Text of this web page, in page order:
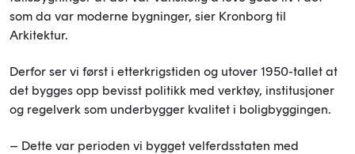
som da var moderne bygninger, sier Kronborg til
Arkitektur.
Derfor ser vi først i etterkrigstiden og utover 1950-tallet at
det bygges opp bevisst politikk med verktøy, institusjoner
og regelverk som underbygger kvalitet i boligbyggingen.
– Dette var perioden vi bygget velferdsstaten med